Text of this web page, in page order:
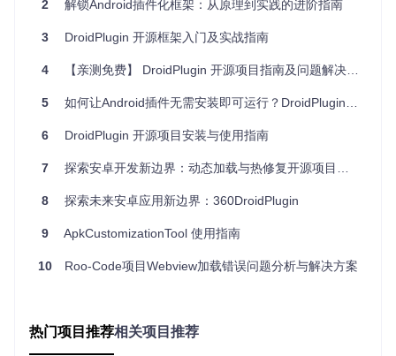
括onCreate、onStartCommand、onBind、onDestroy等关键
会拦截这一请求，分析Intent中的组件信息，将其替换为合适
目标组件。代理Service启动后，会根据原始Intent信息加载对
绑定流程的跨进程通信处理
对于bindService请求，框架创建专门的Binder代理对象，实现
义的通信机制传递给客户端，建立完整的通信链路。
2 解锁Android插件化框架：从原理到实践的进阶指南
3 DroidPlugin 开源框架入门及实战指南
4 【亲测免费】 DroidPlugin 开源项目指南及问题解决方案
5 如何让Android插件无需安装即可运行？DroidPlugin框架的黑科技解密
6 DroidPlugin 开源项目安装与使用指南
7 探索安卓开发新边界：动态加载与热修复开源项目推荐
8 探索未来安卓应用新边界：360DroidPlugin
9 ApkCustomizationTool 使用指南
10 Roo-Code项目Webview加载错误问题分析与解决方案
热门项目推荐相关项目推荐